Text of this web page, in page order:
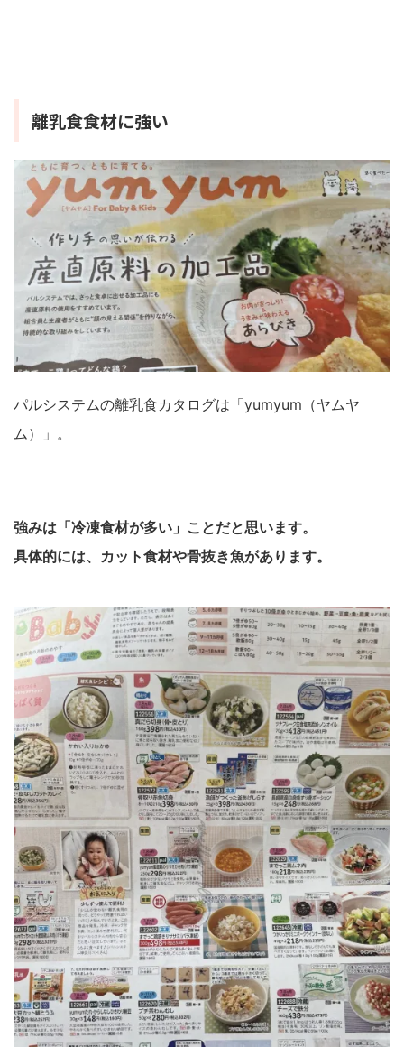
離乳食食材に強い
パルシステムの離乳食カタログは「yumyum（ヤムヤ
ム）」。
強みは「冷凍食材が多い」ことだと思います。
具体的には、カット食材や骨抜き魚があります。